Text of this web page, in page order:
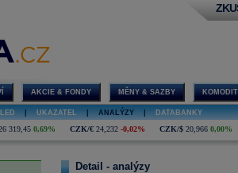
AKCIE & FONDY MĚNY & SAZBY
UKAZATEL ANALÝZY DATABANKY
319,45 0,69% CZK/€ 24,232 -0,02% CZK/$ 20,966 0,00%
Detail - analýzy